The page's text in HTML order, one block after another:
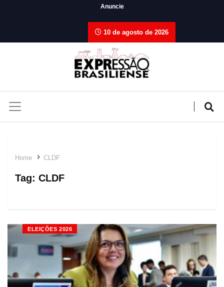
Anuncie
10 de agosto de 2026
Home CLDF
Tag: CLDF
ELEIÇÕES 2026